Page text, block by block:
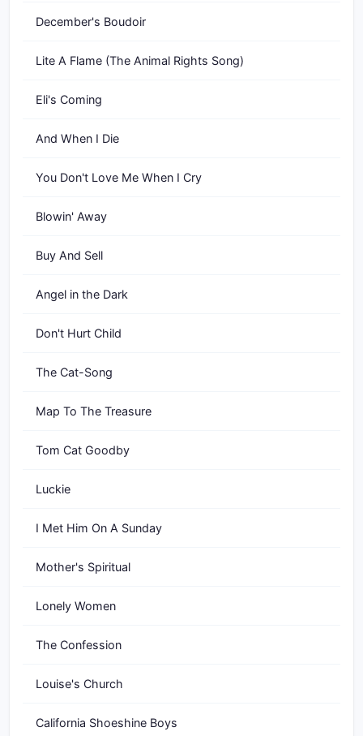
December's Boudoir
Lite A Flame (The Animal Rights Song)
Eli's Coming
And When I Die
You Don't Love Me When I Cry
Blowin' Away
Buy And Sell
Angel in the Dark
Don't Hurt Child
The Cat-Song
Map To The Treasure
Tom Cat Goodby
Luckie
I Met Him On A Sunday
Mother's Spiritual
Lonely Women
The Confession
Louise's Church
California Shoeshine Boys